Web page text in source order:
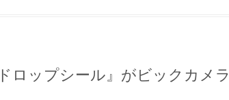
ロップシール』がビックカメラ